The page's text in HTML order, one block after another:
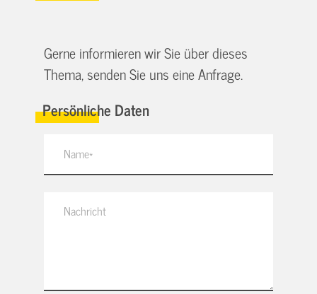
Gerne informieren wir Sie über dieses
Thema, senden Sie uns eine Anfrage.
Persönliche Daten